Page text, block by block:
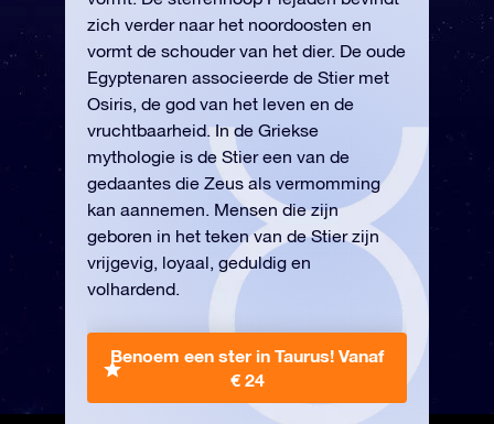
zich verder naar het noordoosten en
vormt de schouder van het dier. De oude
Egyptenaren associeerde de Stier met
Osiris, de god van het leven en de
vruchtbaarheid. In de Griekse
mythologie is de Stier een van de
gedaantes die Zeus als vermomming
kan aannemen. Mensen die zijn
geboren in het teken van de Stier zijn
vrijgevig, loyaal, geduldig en
volhardend.
Benoem een ster in Taurus! Vanaf
€ 24